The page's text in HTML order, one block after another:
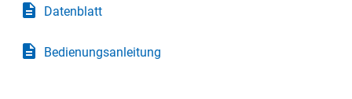
description Datenblatt
description Bedienungsanleitung